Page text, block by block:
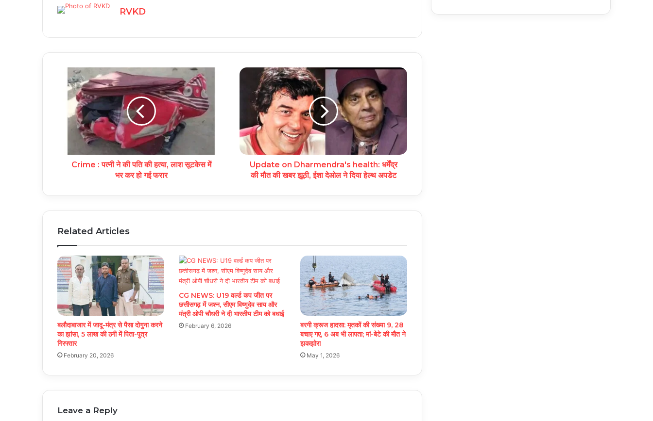
RVKD
Crime : पत्नी ने की पति की हत्या, लाश सूटकेस में
भर कर हो गई फरार
Update on Dharmendra's health: धर्मेंद्र
की मौत की खबर झूठी, ईशा देओल ने दिया हेल्थ अपडेट
Related Articles
बलौदाबाजार में जादू-मंत्र से पैसा दोगुना करने
का झांसा, 5 लाख की ठगी में पिता-पुत्र
गिरफ्तार
February 20, 2026
CG NEWS: U19 वर्ल्ड कप जीत पर
छत्तीसगढ़ में जश्न, सीएम विष्णुदेव साय और
मंत्री ओपी चौधरी ने दी भारतीय टीम को बधाई
February 6, 2026
बरगी क्रूज हादसा: मृतकों की संख्या 9, 28
बचाए गए, 6 अब भी लापता; मां-बेटे की मौत ने
झकझोरा
May 1, 2026
Leave a Reply